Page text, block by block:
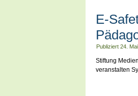
E-
Publiziert 24.
Stiftung
veranstalten